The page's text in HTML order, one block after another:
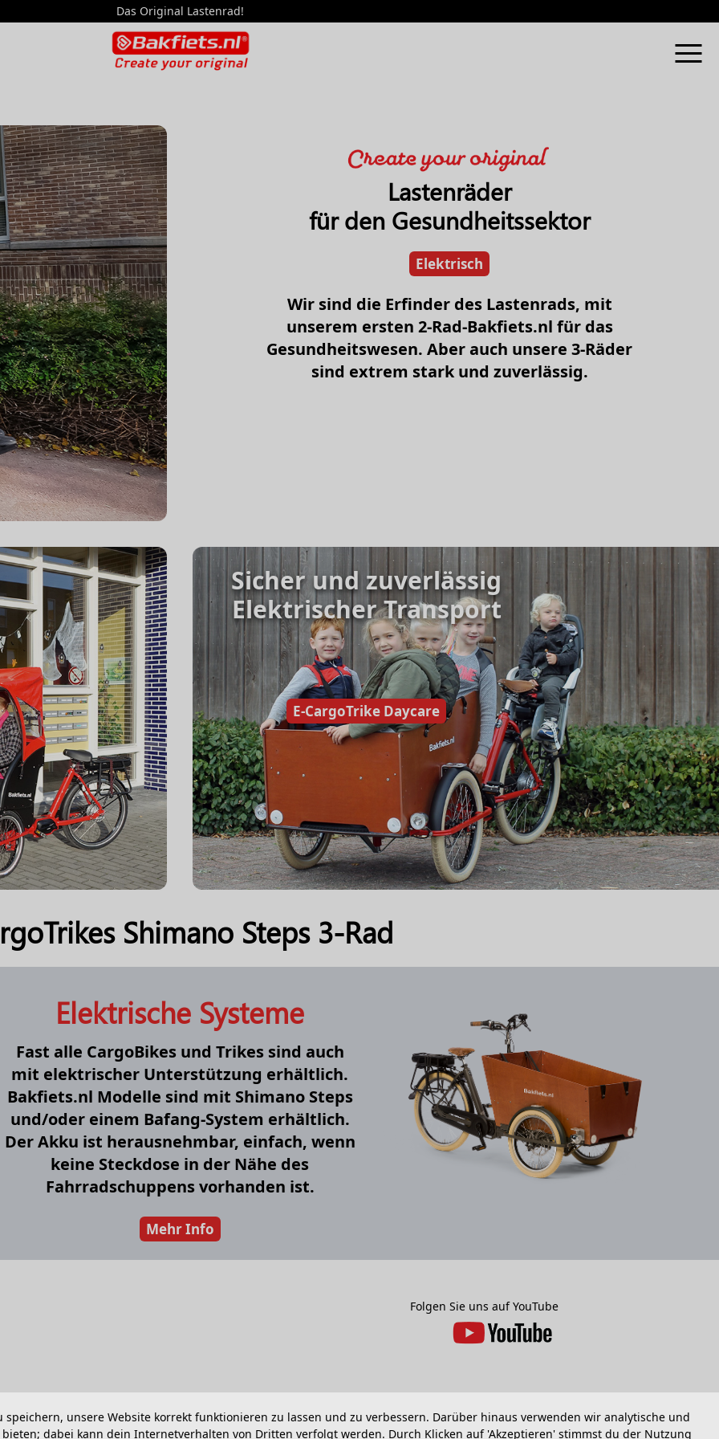
unsere Website korrekt funktionieren zu lassen und zu verbessern. Darüber hinaus verwenden wir analytische und
dabei kann dein Internetverhalten von Dritten verfolgt werden. Durch Klicken auf 'Akzeptieren' stimmst du der Nutzung
Das Original Lastenrad!
Lastenräder
für den Gesundheitssektor
Elektrisch
Wir sind die Erfinder des Lastenrads, mit
unserem ersten 2-Rad-Bakfiets.nl für das
Gesundheitswesen. Aber auch unsere 3-Räder
sind extrem stark und zuverlässig.
Sicher und zuverlässig
Elektrischer Transport
E-CargoTrike Daycare
Shimano Steps 3-Rad
Elektrische Systeme
Fast alle CargoBikes und Trikes sind auch
mit elektrischer Unterstützung erhältlich.
Bakfiets.nl Modelle sind mit Shimano Steps
und/oder einem Bafang-System erhältlich.
Der Akku ist herausnehmbar, einfach, wenn
keine Steckdose in der Nähe des
Fahrradschuppens vorhanden ist.
Mehr Info
Folgen Sie uns auf YouTube